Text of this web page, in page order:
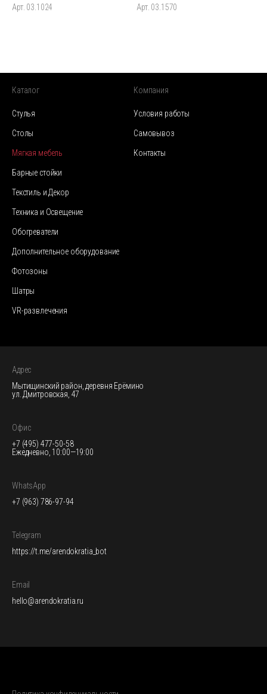
Арт. 03.1024 Арт. 03.1570
Каталог
Стулья
Столы
Мягкая мебель
Барные стойки
Текстиль и Декор
Техника и Освещение
Обогреватели
Дополнительное оборудование
Фотозоны
Шатры
VR-развлечения
Компания
Условия работы
Самовывоз
Контакты
Адрес
Мытищинский район, деревня Ерёмино
ул. Дмитровская, 47
Офис
+7 (495) 477-50-58
Ежедневно, 10:00—19:00
WhatsApp
+7 (963) 786-97-94
Telegram
https://t.me/arendokratia_bot
Email
hello@arendokratia.ru